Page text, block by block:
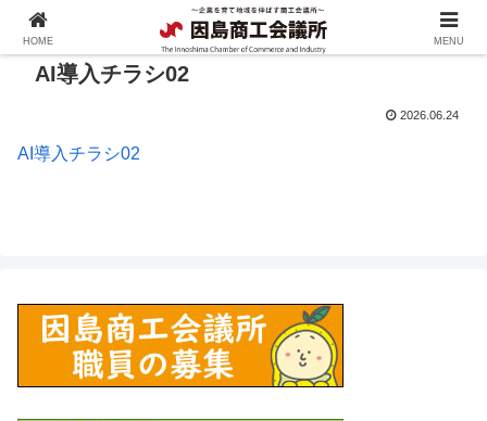
AI導入チラシ02
2026.06.24
AI導入チラシ02
HOME MENU